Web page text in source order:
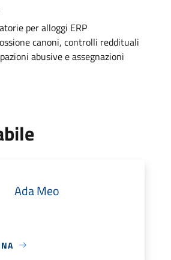
per alloggi ERP
canoni, controlli reddituali
abusive e assegnazioni
Ada Meo